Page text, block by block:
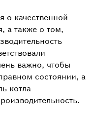
о качественной
а также о том,
важно, чтобы
состоянии, а
котла